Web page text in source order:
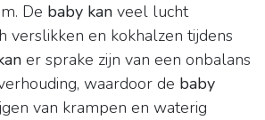
De baby kan veel lucht
verslikken en kokhalzen tijdens
er sprake zijn van een onbalans
waardoor de baby
van krampen en waterig